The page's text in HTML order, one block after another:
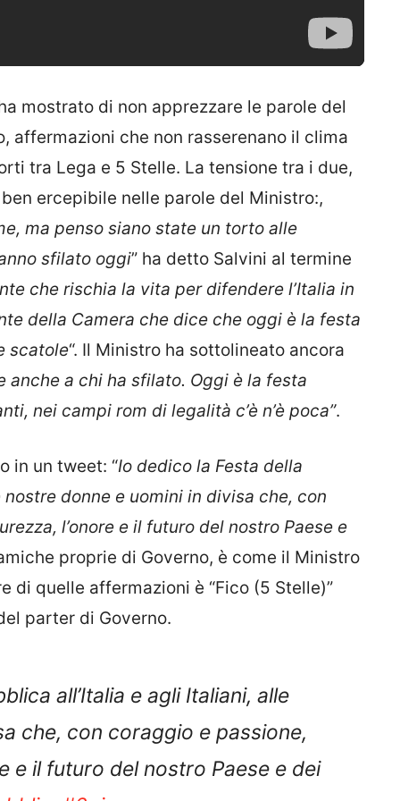
mostrato di non apprezzare le parole del
affermazioni che non rasserenano il clima
tra Lega e 5 Stelle. La tensione tra i due,
ercepibile nelle parole del Ministro:,
ma penso siano state un torto alle
sfilato oggi” ha detto Salvini al termine
che rischia la vita per difendere l’Italia in
della Camera che dice che oggi è la festa
scatole“. Il Ministro ha sottolineato ancora
a chi ha sfilato. Oggi è la festa
nei campi rom di legalità c’è n’è poca”.
in un tweet: “Io dedico la Festa della
donne e uomini in divisa che, con
l’onore e il futuro del nostro Paese e
proprie di Governo, è come il Ministro
di quelle affermazioni è “Fico (5 Stelle)”
parter di Governo.
all’Italia e agli Italiani, alle
che, con coraggio e passione,
e il futuro del nostro Paese e dei